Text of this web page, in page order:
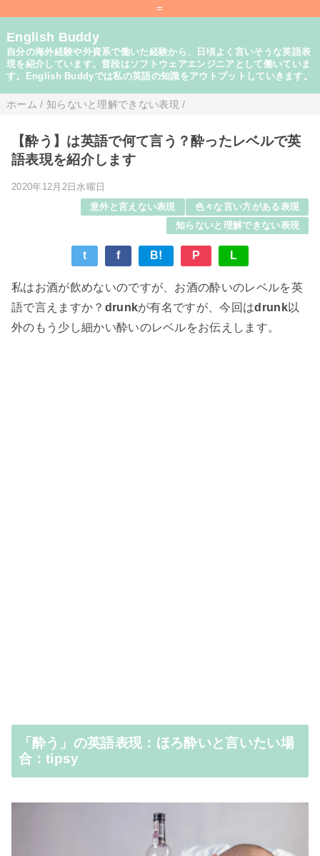
=
English Buddy
自分の海外経験や外資系で働いた経験から、日頃よく言いそうな英語表
現を紹介しています。普段はソフトウェアエンジニアとして働いていま
す。English Buddyでは私の英語の知識をアウトプットしていきます。
ホーム / 知らないと理解できない表現 /
【酔う】は英語で何て言う？酔ったレベルで英
語表現を紹介します
2020年12月2日水曜日
意外と言えない表現
色々な言い方がある表現
知らないと理解できない表現
t f B! P L
私はお酒が飲めないのですが、お酒の酔いのレベルを英
語で言えますか？ drunkが有名ですが、今回はdrunk以
外のもう少し細かい酔いのレベルをお伝えします。
「酔う」の英語表現：ほろ酔いと言いたい場
合：tipsy